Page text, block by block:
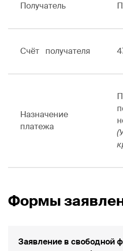
Получатель
Счёт получателя
Назначение
платежа
Формы
Заявление в свободной